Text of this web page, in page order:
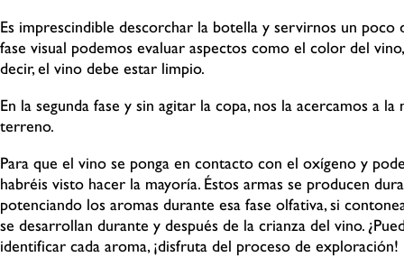
Es imprescindible descorchar la botella y servirnos un
fase visual podemos evaluar aspectos como el color del
decir, el vino debe estar limpio.
En la segunda fase y sin agitar la copa, nos la acercamos a
terreno.
Para que el vino se ponga en contacto con el oxígeno y
habréis visto hacer la mayoría. Éstos armas se producen
potenciando los aromas durante esa fase olfativa, si
se desarrollan durante y después de la crianza del vino.
identificar cada aroma, ¡disfruta del proceso de exploración!